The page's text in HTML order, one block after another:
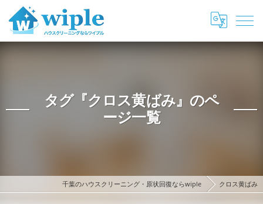
タグ『クロス黄ばみ』のペ
ージ一覧
千葉のハウスクリーニング・原状回復ならwiple クロス黄ばみ